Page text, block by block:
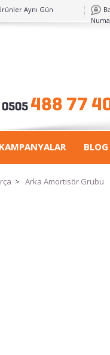
Aynı Gün
KAMPANYALAR BLOG
> Arka Amortisör Grubu